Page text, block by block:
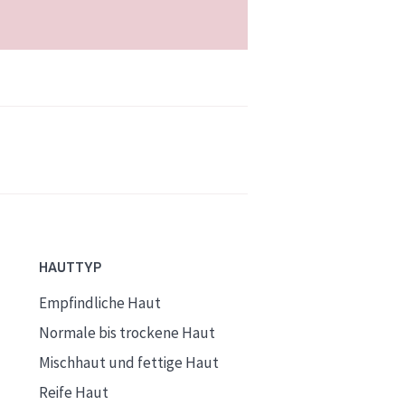
HAUTTYP
Empfindliche Haut
Normale bis trockene Haut
Mischhaut und fettige Haut
Reife Haut